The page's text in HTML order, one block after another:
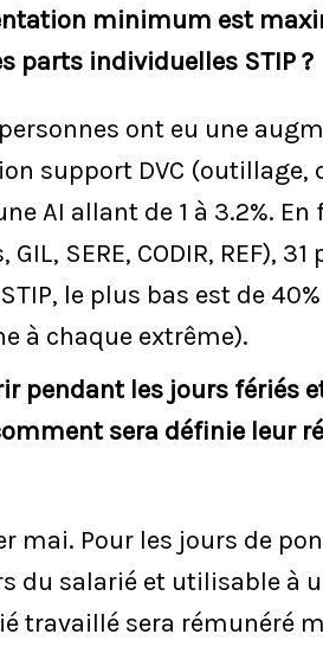
minimum est
parts individuelles STIP ?
ont eu une
support DVC
AI allant de 1 à 3.2%.
SERE, CODIR, REF),
le plus bas est de
à chaque extrême).
pendant les jours fériés
sera définie leur
mai. Pour les jours de
du salarié et utilisable à
travaillé sera rémunéré